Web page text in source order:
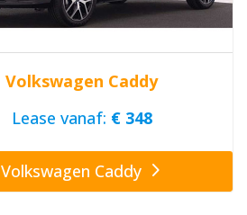
Volkswagen Caddy
Lease vanaf: € 348
Volkswagen Caddy